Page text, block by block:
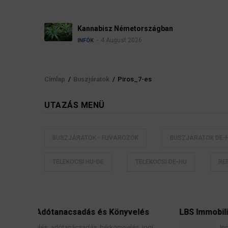
Kannabisz Németországban
INFÓK 4 August 2026
Morzsa
Címlap / Buszjáratok / Piros_7-es
UTAZÁS MENÜ
Könyvelés LBS Immobilien-GmbH NordWest